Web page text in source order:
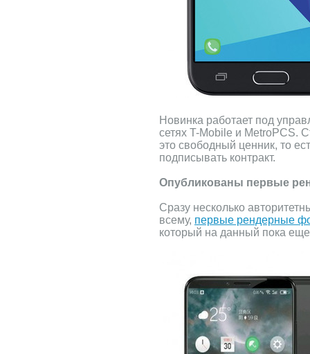
Новинка работает под
сетях T-Mobile и MetroPCS.
это свободный ценник, то
подписывать контракт.
Опубликованы первые
Сразу несколько
всему, первые рендерные
который на данный пока